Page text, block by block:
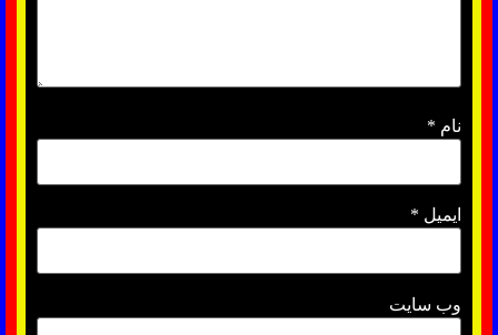
نام *
ایمیل *
وب‌ سایت